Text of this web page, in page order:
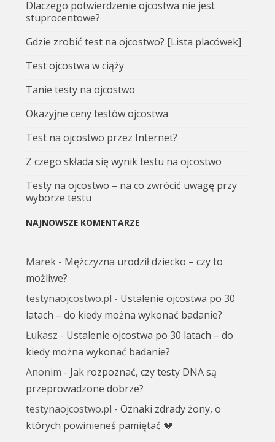
Dlaczego potwierdzenie ojcostwa nie jest
stuprocentowe?
Gdzie zrobić test na ojcostwo? [Lista placówek]
Test ojcostwa w ciąży
Tanie testy na ojcostwo
Okazyjne ceny testów ojcostwa
Test na ojcostwo przez Internet?
Z czego składa się wynik testu na ojcostwo
Testy na ojcostwo – na co zwrócić uwagę przy
wyborze testu
NAJNOWSZE KOMENTARZE
Marek - Mężczyzna urodził dziecko – czy to
możliwe?
testynaojcostwo.pl - Ustalenie ojcostwa po 30
latach – do kiedy można wykonać badanie?
Łukasz - Ustalenie ojcostwa po 30 latach – do
kiedy można wykonać badanie?
Anonim - Jak rozpoznać, czy testy DNA są
przeprowadzone dobrze?
testynaojcostwo.pl -Oznaki zdrady żony, o
których powinieneś pamiętać 💔